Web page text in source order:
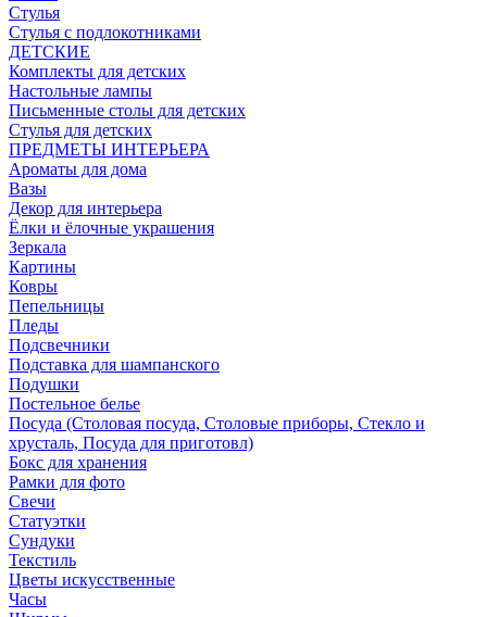
Стулья
Стулья с подлокотниками
ДЕТСКИЕ
Комплекты для детских
Настольные лампы
Письменные столы для детских
Стулья для детских
ПРЕДМЕТЫ ИНТЕРЬЕРА
Ароматы для дома
Вазы
Декор для интерьера
Ёлки и ёлочные украшения
Зеркала
Картины
Ковры
Пепельницы
Пледы
Подсвечники
Подставка для шампанского
Подушки
Постельное белье
Посуда (Столовая посуда, Столовые приборы, Стекло и
хрусталь, Посуда для приготовл)
Бокс для хранения
Рамки для фото
Свечи
Статуэтки
Сундуки
Текстиль
Цветы искусственные
Часы